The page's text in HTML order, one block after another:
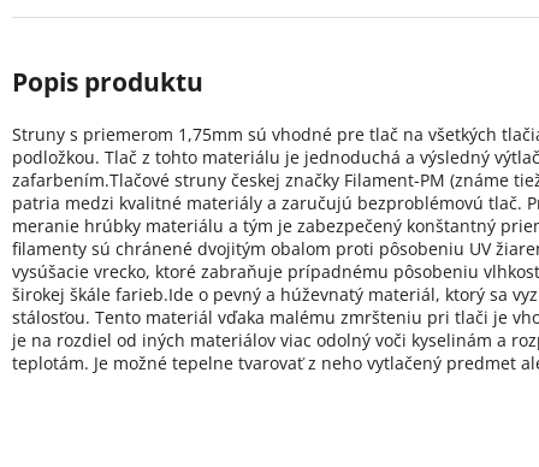
Struny s priemerom 1,75mm sú vhodné pre tlač na všetkých
podložkou. Tlač z tohto materiálu je jednoduchá a výsledný
zafarbením.Tlačové struny českej značky Filament-PM (známe
patria medzi kvalitné materiály a zaručujú bezproblémovú tlač.
meranie hrúbky materiálu a tým je zabezpečený konštantný
filamenty sú chránené dvojitým obalom proti pôsobeniu UV
vysúšacie vrecko, ktoré zabraňuje prípadnému pôsobeniu
širokej škále farieb.Ide o pevný a húževnatý materiál, ktorý sa
stálosťou. Tento materiál vďaka malému zmršteniu pri tlači je
je na rozdiel od iných materiálov viac odolný voči kyselinám a
teplotám. Je možné tepelne tvarovať z neho vytlačený predmet